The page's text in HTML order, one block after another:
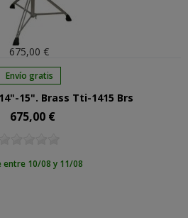
675,00 €
Envío gratis
15". Brass Tti-1415 Brs
Precio
675,00 €
entre 10/08 y 11/08